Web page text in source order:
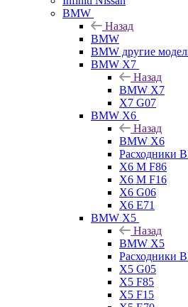
BMW
Назад
BMW
BMW другие
BMW X7
Назад
BMW X7
X7 G07
BMW X6
Назад
BMW X6
Расходники
X6 M F86
X6 M F16
X6 G06
X6 E71
BMW X5
Назад
BMW X5
Расходники
X5 G05
X5 F85
X5 F15